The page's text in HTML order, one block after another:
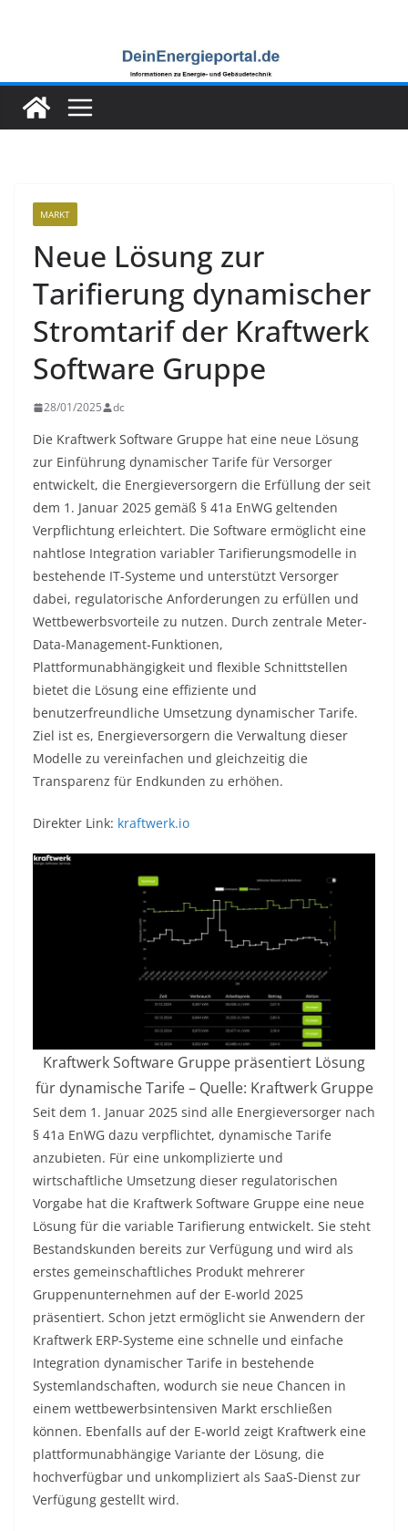
MARKT
Neue Lösung zur
Tarifierung dynamischer
Stromtarif der Kraftwerk
Software Gruppe
28/01/2025 dc
Die Kraftwerk Software Gruppe hat eine neue Lösung
zur Einführung dynamischer Tarife für Versorger
entwickelt, die Energieversorgern die Erfüllung der seit
dem 1. Januar 2025 gemäß § 41a EnWG geltenden
Verpflichtung erleichtert. Die Software ermöglicht eine
nahtlose Integration variabler Tarifierungsmodelle in
bestehende IT-Systeme und unterstützt Versorger
dabei, regulatorische Anforderungen zu erfüllen und
Wettbewerbsvorteile zu nutzen. Durch zentrale Meter-
Data-Management-Funktionen,
Plattformunabhängigkeit und flexible Schnittstellen
bietet die Lösung eine effiziente und
benutzerfreundliche Umsetzung dynamischer Tarife.
Ziel ist es, Energieversorgern die Verwaltung dieser
Modelle zu vereinfachen und gleichzeitig die
Transparenz für Endkunden zu erhöhen.
Direkter Link: kraftwerk.io
Kraftwerk Software Gruppe präsentiert Lösung
für dynamische Tarife – Quelle: Kraftwerk Gruppe
Seit dem 1. Januar 2025 sind alle Energieversorger nach
§ 41a EnWG dazu verpflichtet, dynamische Tarife
anzubieten. Für eine unkomplizierte und
wirtschaftliche Umsetzung dieser regulatorischen
Vorgabe hat die Kraftwerk Software Gruppe eine neue
Lösung für die variable Tarifierung entwickelt. Sie steht
Bestandskunden bereits zur Verfügung und wird als
erstes gemeinschaftliches Produkt mehrerer
Gruppenunternehmen auf der E-world 2025
präsentiert. Schon jetzt ermöglicht sie Anwendern der
Kraftwerk ERP-Systeme eine schnelle und einfache
Integration dynamischer Tarife in bestehende
Systemlandschaften, wodurch sie neue Chancen in
einem wettbewerbsintensiven Markt erschließen
können. Ebenfalls auf der E-world zeigt Kraftwerk eine
plattformunabhängige Variante der Lösung, die
hochverfügbar und unkompliziert als SaaS-Dienst zur
Verfügung gestellt wird.